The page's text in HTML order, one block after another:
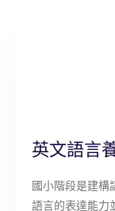
英文語言
國小階段是建構
語言的表達能力